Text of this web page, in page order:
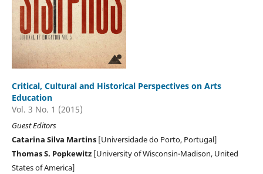
Critical, Cultural and Historical Perspectives on Arts
Education
Vol. 3 No. 1 (2015)
Guest Editors
Catarina Silva Martins [Universidade do Porto, Portugal]
Thomas S. Popkewitz [University of Wisconsin-Madison, United
States of America]